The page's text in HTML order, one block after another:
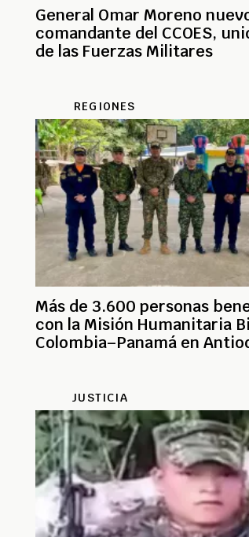
General Omar Moreno
comandante del CCOES,
de las Fuerzas Militares
REGIONES
Más de 3.600 personas
con la Misión Humanitaria
Colombia–Panamá en
JUSTICIA